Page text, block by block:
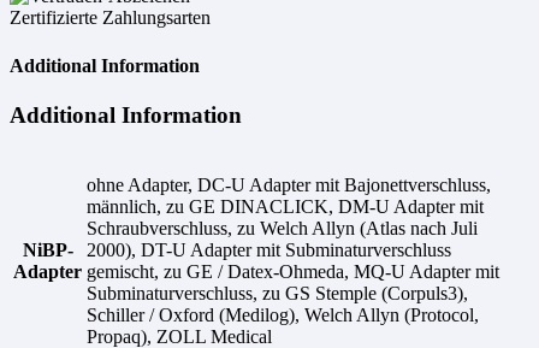
Zertifizierte Zahlungsarten
Additional Information
Additional Information
NiBP-
Adapter
ohne Adapter, DC-U Adapter mit Bajonettverschluss,
männlich, zu GE DINACLICK, DM-U Adapter mit
Schraubverschluss, zu Welch Allyn (Atlas nach Juli
2000), DT-U Adapter mit Subminaturverschluss
gemischt, zu GE / Datex-Ohmeda, MQ-U Adapter mit
Subminaturverschluss, zu GS Stemple (Corpuls3),
Schiller / Oxford (Medilog), Welch Allyn (Protocol,
Propaq), ZOLL Medical